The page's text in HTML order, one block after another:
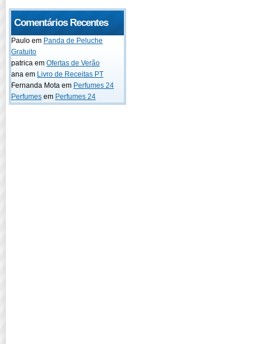
Comentários Recentes
Paulo em Panda de Peluche
Gratuito
patrica em Ofertas de Verão
ana em Livro de Receitas PT
Fernanda Mota em Perfumes 24
Perfumes em Perfumes 24